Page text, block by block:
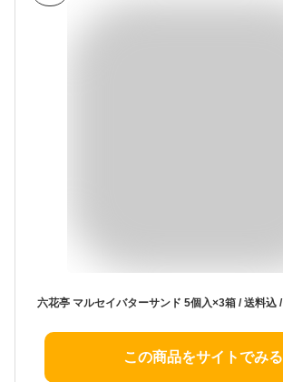
この商品をサイトでみる